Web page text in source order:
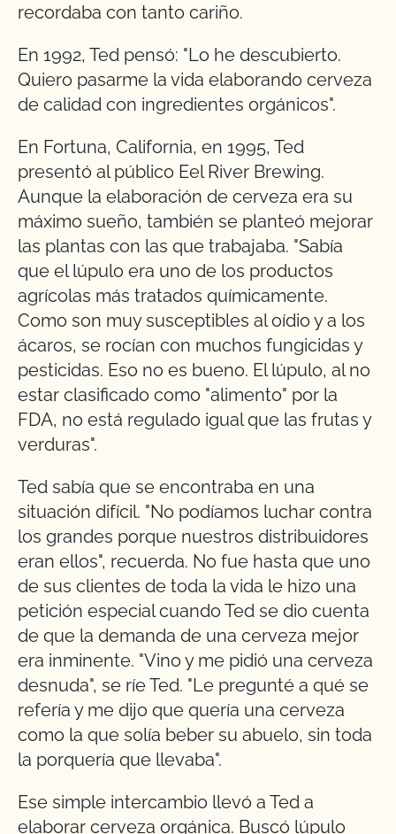
recordaba con tanto cariño.
En 1992, Ted pensó: "Lo he descubierto.
Quiero pasarme la vida elaborando cerveza
de calidad con ingredientes orgánicos".
En Fortuna, California, en 1995, Ted
presentó al público Eel River Brewing.
Aunque la elaboración de cerveza era su
máximo sueño, también se planteó mejorar
las plantas con las que trabajaba. "Sabía
que el lúpulo era uno de los productos
agrícolas más tratados químicamente.
Como son muy susceptibles al oídio y a los
ácaros, se rocían con muchos fungicidas y
pesticidas. Eso no es bueno. El lúpulo, al no
estar clasificado como "alimento" por la
FDA, no está regulado igual que las frutas y
verduras".
Ted sabía que se encontraba en una
situación difícil. "No podíamos luchar contra
los grandes porque nuestros distribuidores
eran ellos", recuerda. No fue hasta que uno
de sus clientes de toda la vida le hizo una
petición especial cuando Ted se dio cuenta
de que la demanda de una cerveza mejor
era inminente. "Vino y me pidió una cerveza
desnuda", se ríe Ted. "Le pregunté a qué se
refería y me dijo que quería una cerveza
como la que solía beber su abuelo, sin toda
la porquería que llevaba".
Ese simple intercambio llevó a Ted a
elaborar cerveza orgánica. Buscó lúpulo